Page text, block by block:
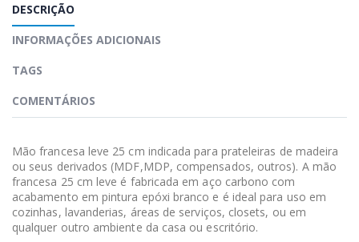
DESCRIÇÃO
INFORMAÇÕES ADICIONAIS
TAGS
COMENTÁRIOS
Mão francesa leve 25 cm indicada para prateleiras de madeira
ou seus derivados (MDF,MDP, compensados, outros). A mão
francesa 25 cm leve é fabricada em aço carbono com
acabamento em pintura epóxi branco e é ideal para uso em
cozinhas, lavanderias, áreas de serviços, closets, ou em
qualquer outro ambiente da casa ou escritório.